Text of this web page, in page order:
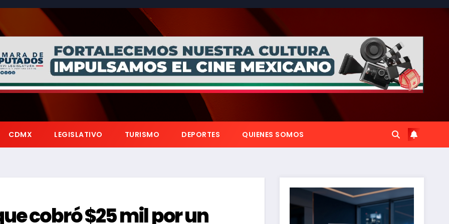
CDMX LEGISLATIVO TURISMO DEPORTES QUIENES SOMOS
cobró $25 mil por un